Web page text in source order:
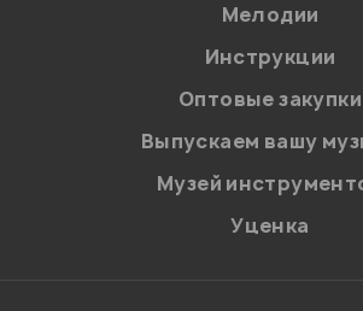
на обработку
Политикой в
персональных данных.
Введите проверочное число:
Мелодии
Инструкции
Оптовые закупки
Выпускаем вашу
Музей
Уценка